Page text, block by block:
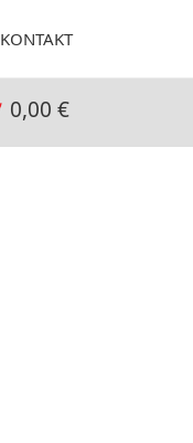
KONTAKT
0,00 €